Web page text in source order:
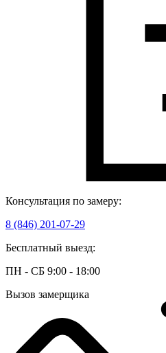
Консультация по замеру:
8 (846) 201-07-29
Бесплатный выезд:
ПН - СБ 9:00 - 18:00
Вызов замерщика